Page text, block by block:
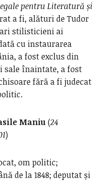
pentru Literatură și
a fi, alături de Tudor
stilisticieni ai
cu instaurarea
a fost exclus din
sale înaintate, a fost
fără a fi judecat
Maniu(24
)
om politic;
de la 1848; deputat și